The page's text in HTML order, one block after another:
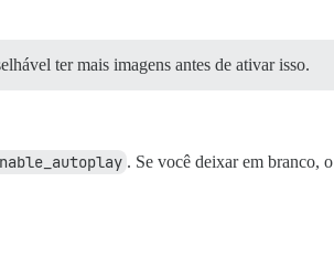
ter mais imagens antes de ativar isso.
. Se você deixar em branco, o